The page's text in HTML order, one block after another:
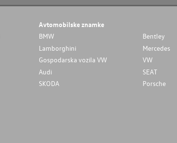
Avtomobilske znamke
BMW
Bentley
Lamborghini
Mercedes
Gospodarska vozila VW
VW
Audi
SEAT
SKODA
Porsche